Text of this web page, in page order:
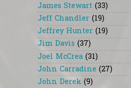
James Stewart (33)
Jeff Chandler (19)
Jeffrey Hunter (19)
Jim Davis (37)
Joel McCrea (31)
John Carradine (27)
John Derek (9)